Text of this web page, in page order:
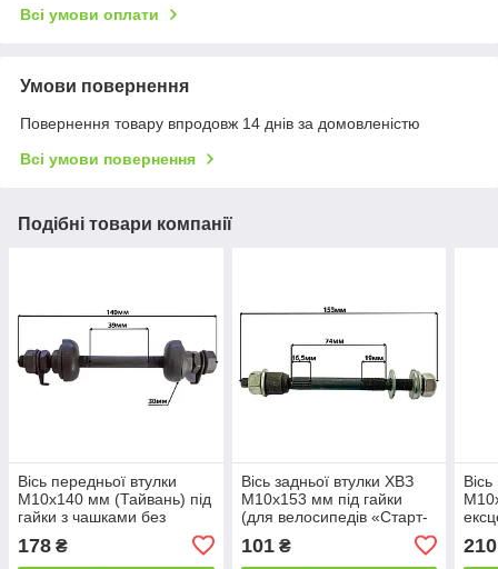
Всі умови оплати
Умови повернення
Повернення товару впродовж 14 днів за домовленістю
Всі умови повернення
Подібні товари компанії
Вісь передньої втулки
M10х140 мм (Тайвань) під
гайки з чашками без
178 ₴
Вісь задньої втулки ХВЗ
M10х153 мм під гайки
(для велосипедів «Старт-
«Спутник»)
101₴ 210